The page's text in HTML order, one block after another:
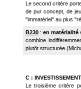
Le second critère
de pur concept, de
"immatériel" au plus
B230 : en matérialité
combine
plutôt structurée
C :
Le troisième critère